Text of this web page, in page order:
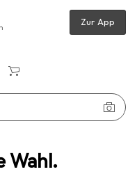
Wahl.
Zur App
PRO 15 mm Twin Tube Clamp